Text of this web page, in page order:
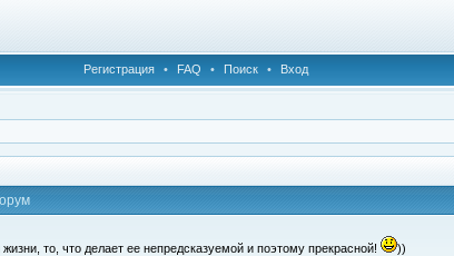
Регистрация • FAQ • Поиск • Вход
то, что делает ее непредсказуемой и поэтому прекрасной!
))